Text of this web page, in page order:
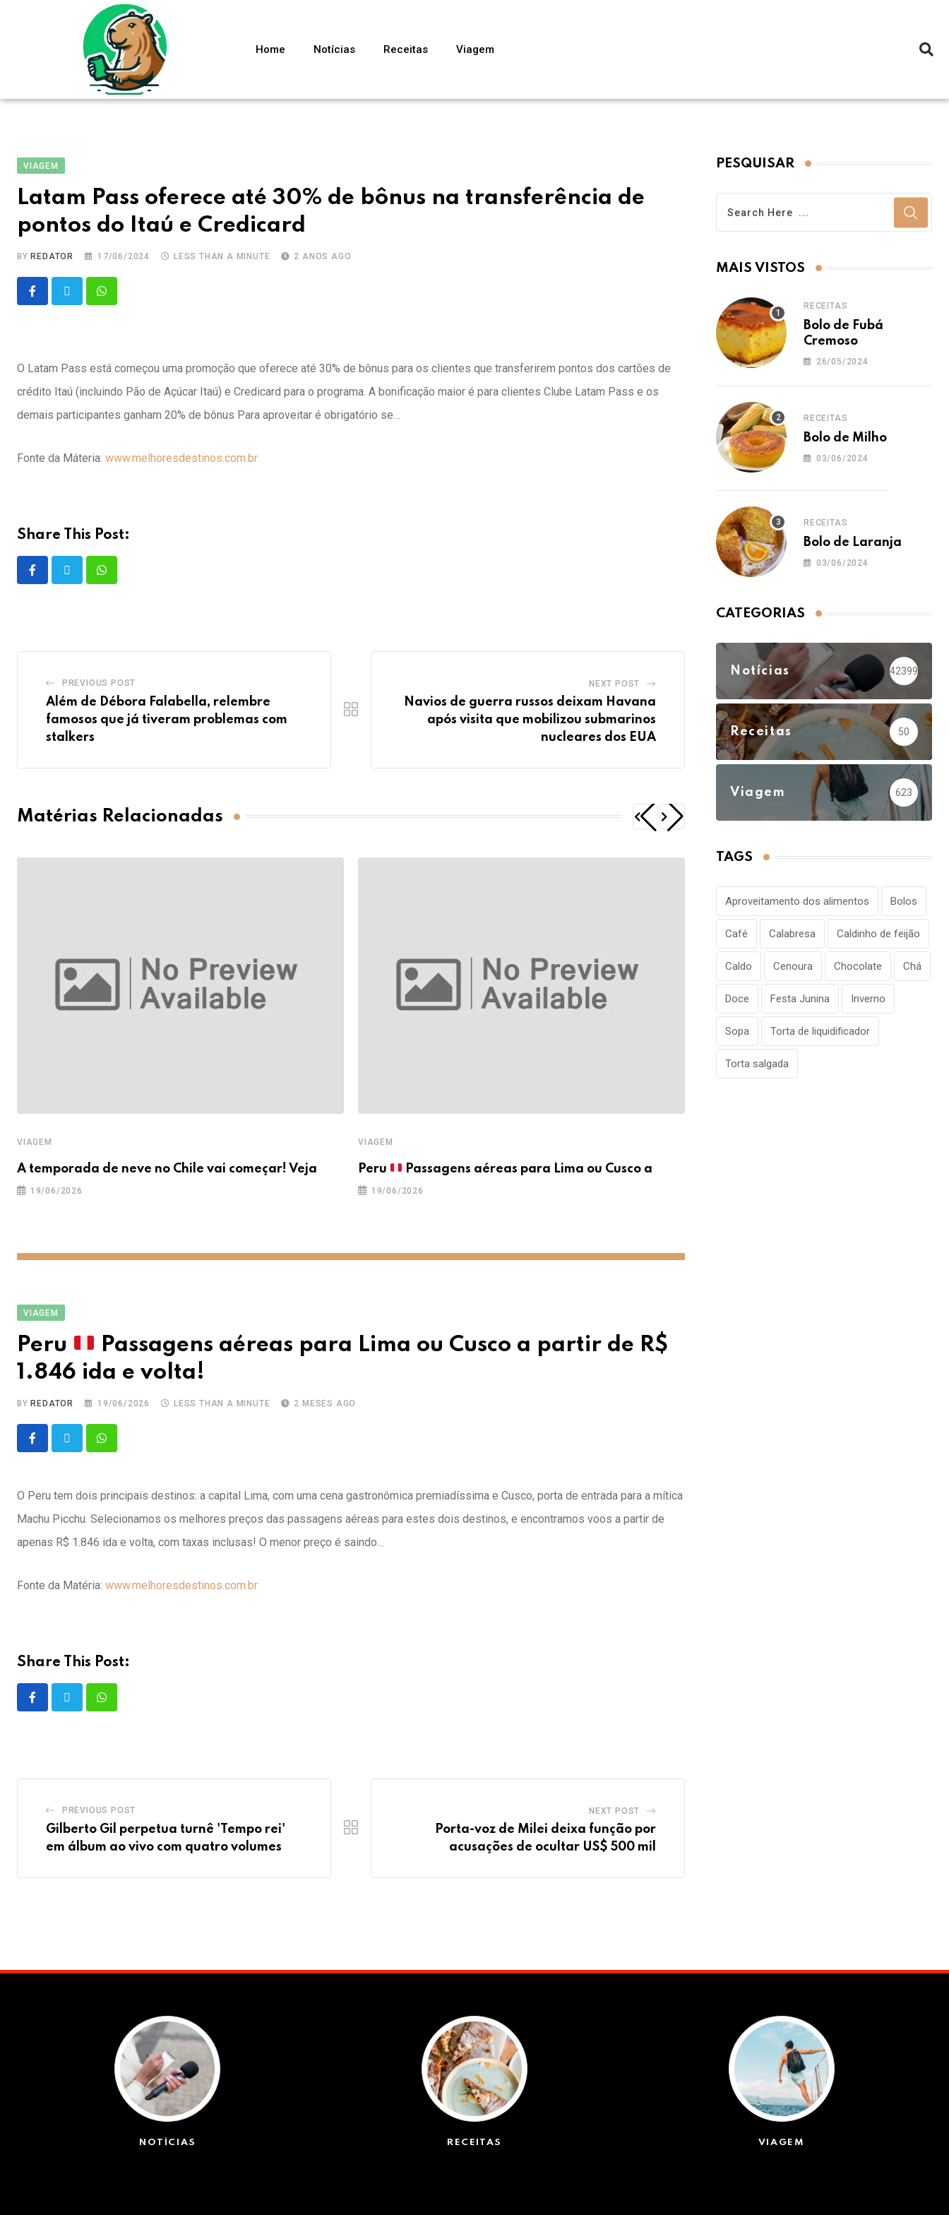
Home Notícias Receitas Viagem
VIAGEM
Latam Pass oferece até 30% de bônus na transferência de
pontos do Itaú e Credicard
BY REDATOR 17/06/2024 LESS THAN A MINUTE 2 ANOS AGO
O Latam Pass está começou uma promoção que oferece até 30% de bônus para os clientes que transferirem pontos dos cartões de
crédito Itaú (incluindo Pão de Açúcar Itaú) e Credicard para o programa. A bonificação maior é para clientes Clube Latam Pass e os
demais participantes ganham 20% de bônus Para aproveitar é obrigatório se…
Fonte da Máteria: www.melhoresdestinos.com.br
Share This Post:
PREVIOUS POST
Além de Débora Falabella, relembre
famosos que já tiveram problemas com
stalkers
NEXT POST
Navios de guerra russos deixam Havana
após visita que mobilizou submarinos
nucleares dos EUA
Matérias Relacionadas
VIAGEM
A temporada de neve no Chile vai começar! Veja
19/06/2026
VIAGEM
Peru Passagens aéreas para Lima ou Cusco a
19/06/2026
VIAGEM
Peru
Passagens aéreas para Lima ou Cusco a partir de R$
1.846 ida e volta!
BYREDATOR 19/06/2026 LESS THAN A MINUTE 2 MESES AGO
O Peru tem dois principais destinos: a capital Lima, com uma cena gastronômica premiadíssima e Cusco, porta de entrada para a mítica
Machu Picchu. Selecionamos os melhores preços das passagens aéreas para estes dois destinos, e encontramos voos a partir de
apenas R$ 1.846 ida e volta, com taxas inclusas! O menor preço é saindo…
Fonte da Matéria: www.melhoresdestinos.com.br
Share This Post:
PREVIOUS POST
Gilberto Gil perpetua turnê 'Tempo rei'
em álbum ao vivo com quatro volumes
NEXT POST
Porta-voz de Milei deixa função por
acusações de ocultar US$ 500 mil
PESQUISAR
MAIS VISTOS
RECEITAS
Bolo de Fubá
Cremoso
26/05/2024
RECEITAS
Bolo de Milho
03/06/2024
RECEITAS
Bolo de Laranja
03/06/2024
CATEGORIAS
Notícias 42399
Receitas 50
Viagem 623
TAGS
Aproveitamento dos alimentos Bolos
Café Calabresa Caldinho de feijão
Caldo Cenoura Chocolate Chá
Doce Festa Junina Inverno
Sopa Torta de liquidificador
Torta salgada
NOTÍCIAS RECEITAS VIAGEM